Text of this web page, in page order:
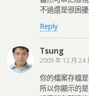
不過還是很困
Reply
Tsung
2009 年 12 月 24
你的檔案存檔
所以你顯示的